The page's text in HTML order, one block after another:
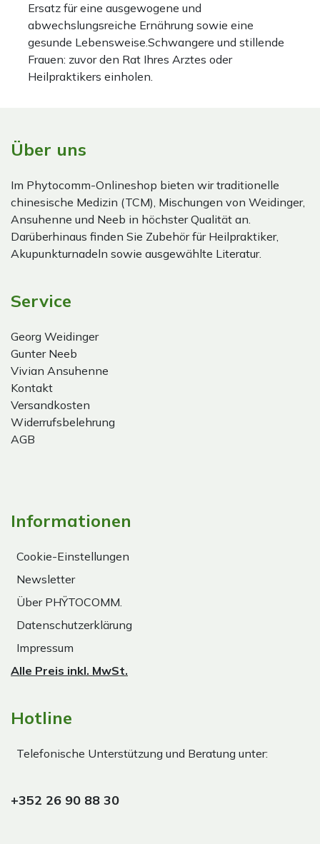
Ersatz für eine ausgewogene und
abwechslungsreiche Ernährung sowie eine
gesunde Lebensweise.Schwangere und stillende
Frauen: zuvor den Rat Ihres Arztes oder
Heilpraktikers einholen.
Über uns
Im Phytocomm-Onlineshop bieten wir traditionelle
chinesische Medizin (TCM), Mischungen von Weidinger,
Ansuhenne und Neeb in höchster Qualität an.
Darüberhinaus finden Sie Zubehör für Heilpraktiker,
Akupunkturnadeln sowie ausgewählte Literatur.
Service
Georg Weidinger
Gunter Neeb
Vivian Ansuhenne
Kontakt
Versandkosten
Widerrufsbelehrung
AGB
Informationen
Cookie-Einstellungen
Newsletter
Über PHŸTOCOMM.
Datenschutzerklärung
Impressum
Alle Preis inkl. MwSt.
Hotline
Telefonische Unterstützung und Beratung unter:
+352 26 90 88 30